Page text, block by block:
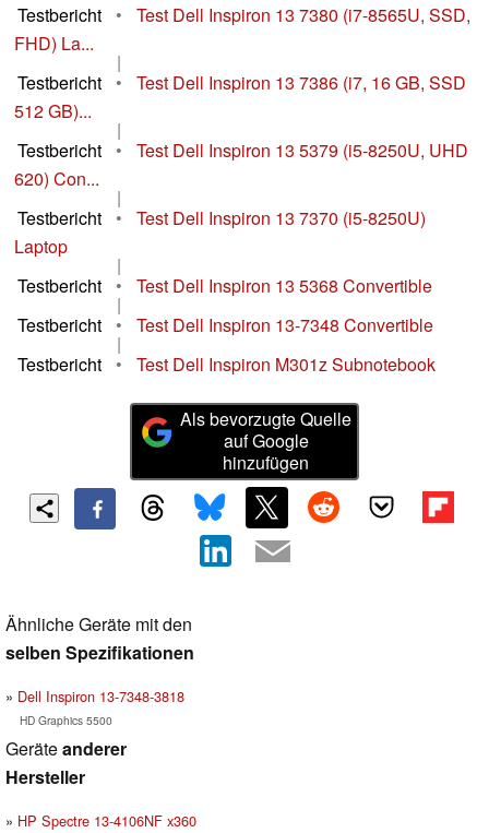
Testbericht •
Test Dell Inspiron 13 7380 (i7-8565U, SSD,
FHD) La...
|
Testbericht
•
Test Dell Inspiron 13 7386 (i7, 16 GB, SSD
512 GB)...
|
Testbericht
•
Test Dell Inspiron 13 5379 (i5-8250U, UHD
620) Con...
|
Testbericht
•
Test Dell Inspiron 13 7370 (i5-8250U)
Laptop
|
Testbericht
• Test Dell Inspiron 13 5368 Convertible
|
Testbericht
• Test Dell Inspiron 13-7348 Convertible
|
Testbericht
• Test Dell Inspiron M301z Subnotebook
Als bevorzugte Quelle
auf Google
hinzufügen
Ähnliche Geräte mit den
selben Spezifikationen
Dell Inspiron 13-7348-3818
HD Graphics 5500
Geräteanderer
Hersteller
HP Spectre 13-4106NF x360